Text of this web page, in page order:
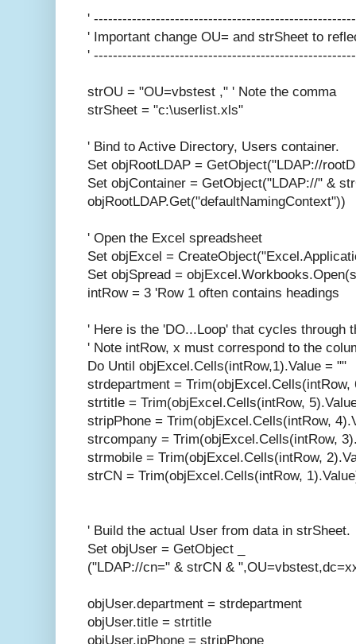
'
' Important change OU= and strSheet to
'
strOU = "OU=vbstest ," ' Note the comma
strSheet = "c:\userlist.xls"
' Bind to Active Directory, Users container.
Set objRootLDAP = GetObject("LDAP://
Set objContainer = GetObject("LDAP://" &
objRootLDAP.Get("defaultNamingContext"))
' Open the Excel spreadsheet
Set objExcel =
Set objSpread =
intRow = 3 'Row 1 often contains headings
' Here is the 'DO...Loop' that cycles through
' Note intRow, x must correspond to the
Do Until objExcel.Cells(intRow,1).Value = ""
strdepartment = Trim(objExcel.Cells(intRow,
strtitle = Trim(objExcel.Cells(intRow,
stripPhone = Trim(objExcel.Cells(intRow,
strcompany = Trim(objExcel.Cells(intRow,
strmobile = Trim(objExcel.Cells(intRow,
strCN = Trim(objExcel.Cells(intRow,
' Build the actual User from data in strSheet.
Set objUser = GetObject _
("LDAP://cn=" & strCN &
objUser.department = strdepartment
objUser.title = strtitle
objUser.ipPhone = stripPhone